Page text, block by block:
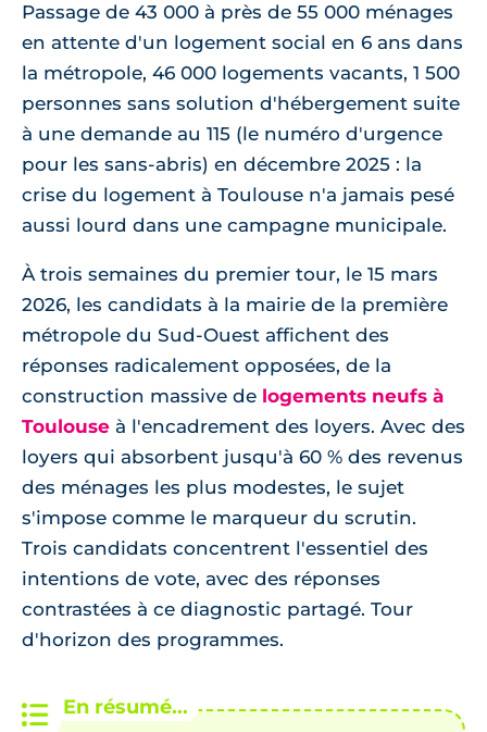
Passage de 43 000 à près de 55 000 ménages
en attente d'un logement social en 6 ans dans
la métropole, 46 000 logements vacants, 1 500
personnes sans solution d'hébergement suite
à une demande au 115 (le numéro d'urgence
pour les sans-abris) en décembre 2025 : la
crise du logement à Toulouse n'a jamais pesé
aussi lourd dans une campagne municipale.
À trois semaines du premier tour, le 15 mars
2026, les candidats à la mairie de la première
métropole du Sud-Ouest affichent des
réponses radicalement opposées, de la
construction massive de logements neufs à
Toulouse à l'encadrement des loyers. Avec des
loyers qui absorbent jusqu'à 60 % des revenus
des ménages les plus modestes, le sujet
s'impose comme le marqueur du scrutin.
Trois candidats concentrent l'essentiel des
intentions de vote, avec des réponses
contrastées à ce diagnostic partagé. Tour
d'horizon des programmes.